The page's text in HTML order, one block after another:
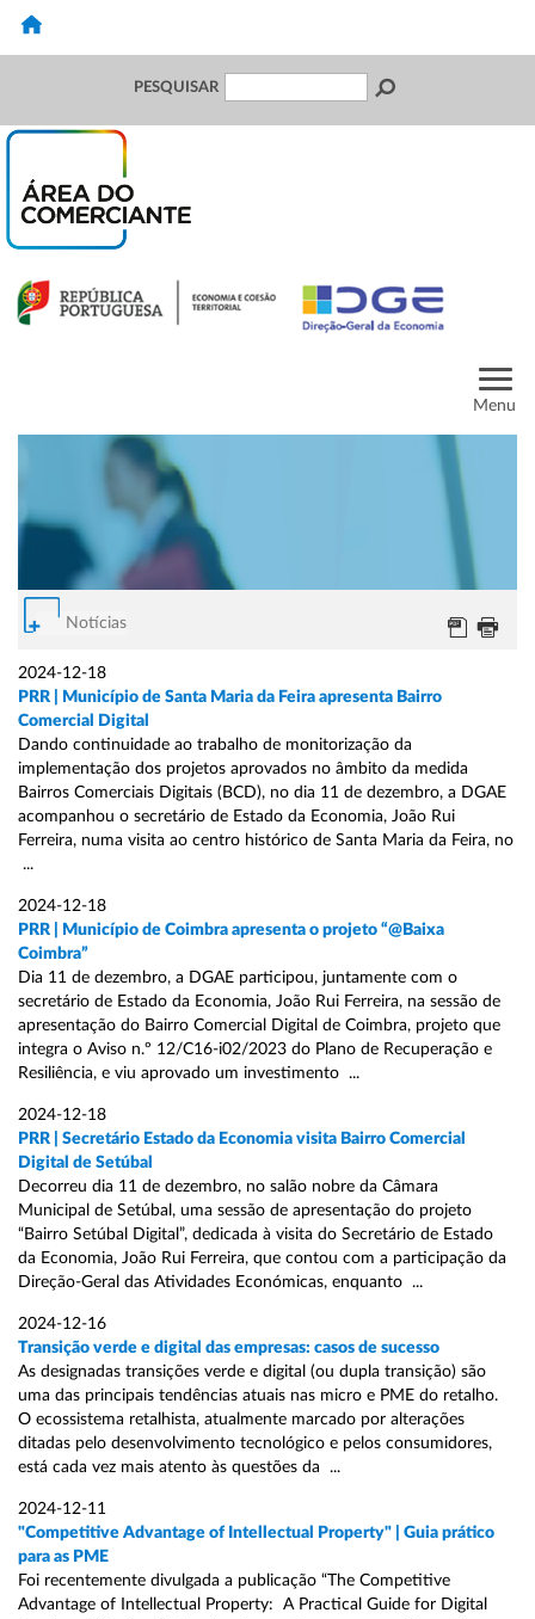
PESQUISAR
Menu
Notícias
2024-12-18
PRR | Município de Santa Maria da Feira apresenta Bairro
Comercial Digital
Dando continuidade ao trabalho de monitorização da
implementação dos projetos aprovados no âmbito da medida
Bairros Comerciais Digitais (BCD), no dia 11 de dezembro, a DGAE
acompanhou o secretário de Estado da Economia, João Rui
Ferreira, numa visita ao centro histórico de Santa Maria da Feira, no
...
2024-12-18
PRR | Município de Coimbra apresenta o projeto “@Baixa
Coimbra”
Dia 11 de dezembro, a DGAE participou, juntamente com o
secretário de Estado da Economia, João Rui Ferreira, na sessão de
apresentação do Bairro Comercial Digital de Coimbra, projeto que
integra o Aviso n.º 12/C16-i02/2023 do Plano de Recuperação e
Resiliência, e viu aprovado um investimento ...
2024-12-18
PRR | Secretário Estado da Economia visita Bairro Comercial
Digital de Setúbal
Decorreu dia 11 de dezembro, no salão nobre da Câmara
Municipal de Setúbal, uma sessão de apresentação do projeto
“Bairro Setúbal Digital”, dedicada à visita do Secretário de Estado
da Economia, João Rui Ferreira, que contou com a participação da
Direção-Geral das Atividades Económicas, enquanto ...
2024-12-16
Transição verde e digital das empresas: casos de sucesso
As designadas transições verde e digital (ou dupla transição) são
uma das principais tendências atuais nas micro e PME do retalho.
O ecossistema retalhista, atualmente marcado por alterações
ditadas pelo desenvolvimento tecnológico e pelos consumidores,
está cada vez mais atento às questões da ...
2024-12-11
"Competitive Advantage of Intellectual Property" | Guia prático
para as PME
Foi recentemente divulgada a publicação “The Competitive
Advantage of Intellectual Property: A Practical Guide for Digital